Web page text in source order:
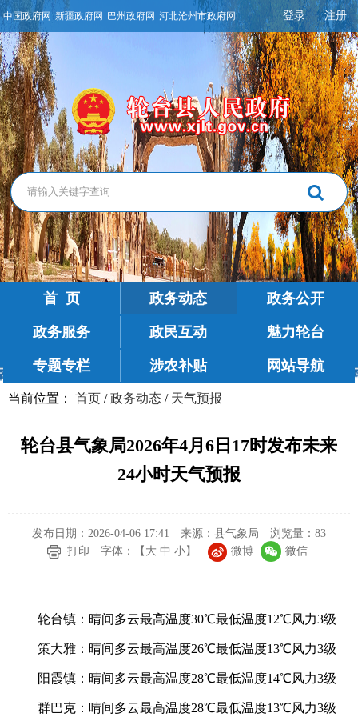
中国政府网 新疆政府网 巴州政府网 河北沧州市政府网 登录 注册
首 页 政务动态 政务公开
政务服务 政民互动 魅力轮台
专题专栏 涉农补贴 网站导航
当前位置： 首页 /政务动态 / 天气预报
轮台县气象局2026年4月6日17时发布未来
24小时天气预报
发布日期：2026-04-06 17:41 来源：县气象局 浏览量： 83
打印
字体：【 大 中 小】 微博 微信
轮台镇：晴间多云最高温度30℃最低温度12℃风力3级
策大雅：晴间多云最高温度26℃最低温度13℃风力3级
阳霞镇：晴间多云最高温度28℃最低温度14℃风力3级
群巴克：晴间多云最高温度28℃最低温度13℃风力3级